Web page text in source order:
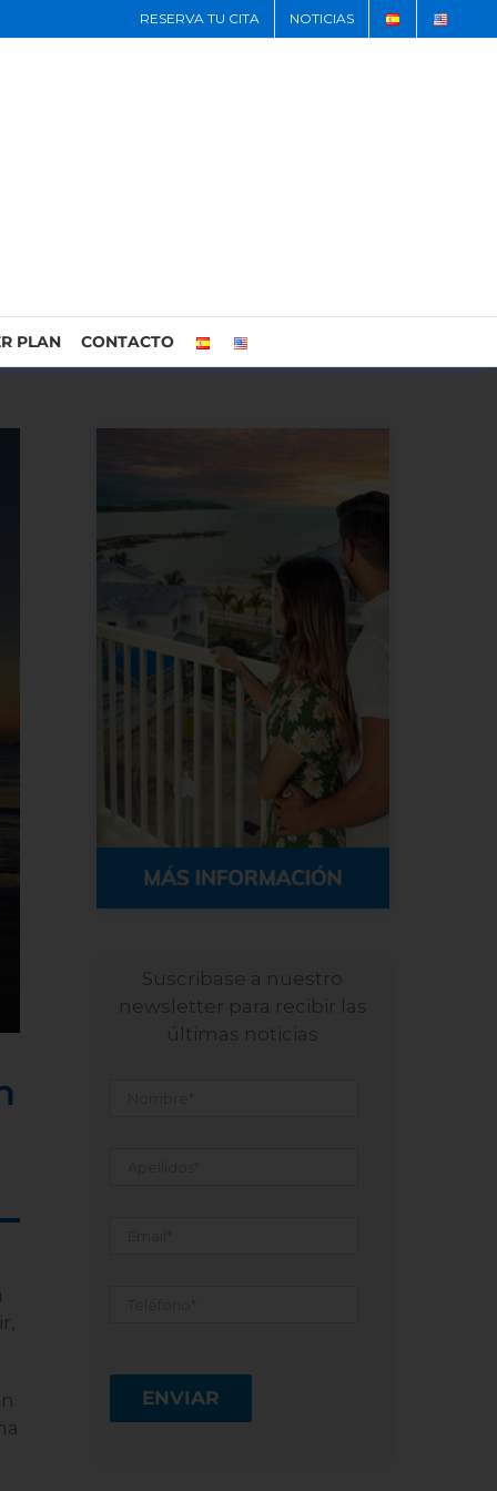
RESERVA TU CITA NOTICIAS
PLAN CONTACTO
Suscribase a nuestro
newsletter para recibir las
últimas noticias